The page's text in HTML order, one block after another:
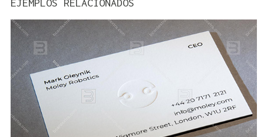
EJEMPLOS RELACIONADOS